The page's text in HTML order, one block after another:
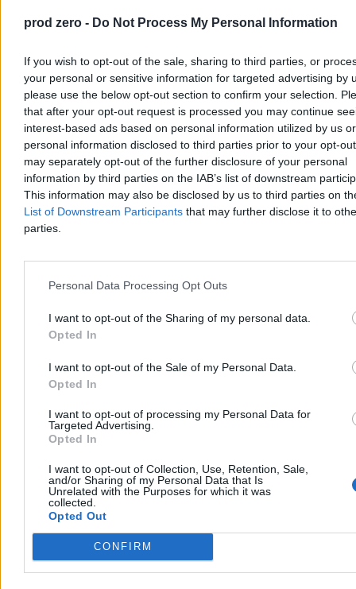
prod zero - Do Not Process My Personal Information
If you wish to opt-out of the sale, sharing to third parties, or
your personal or sensitive information for targeted advertising by
please use the below opt-out section to confirm your selection.
that after your opt-out request is processed you may continue
interest-based ads based on personal information utilized by us or
personal information disclosed to third parties prior to your opt-
may separately opt-out of the further disclosure of your personal
information by third parties on the IAB’s list of downstream
This information may also be disclosed by us to third parties on
List of Downstream Participants that may further disclose it to
parties.
Personal Data Processing Opt Outs
I want to opt-out of the Sharing of my personal data.
Opted In
I want to opt-out of the Sale of my Personal Data.
Opted In
I want to opt-out of processing my Personal Data for
Targeted Advertising.
Opted In
I want to opt-out of Collection, Use, Retention, Sale,
and/or Sharing of my Personal Data that Is
Unrelated with the Purposes for which it was
collected.
Opted Out
CONFIRM
„Fundamentalnie szokujące”
13:37Polacy o ochronie zdrowia: NFZ do likwidacji, więcej
pieniędzy w systemie. Sondaż Zero.pl
13:32Al-Hol znika z mapy. Razem z nim dziesiątki tysięcy rodzin
ISIS
13:12
Czarzasty pojechał do Kijowa. Będzie przemawiać w
ukraińskim parlamencie
12:38"Oczekuję weryfikacji, czy taki proceder nie jest powielany".
Reakcje po sytuacji w szpitalu MSWiA
12:13Lawinowo rośnie liczba deportacji z Polski. "Nie zakończył
się luty, a decyzji mamy 420"
12:00Tyle wyniesie najwyższa emerytura w Polsce. Pracował na nią
bez żadnego L4
11:46Dyplom w godzinę i "automatyzacja sprzedaży". Ostry raport
11:46Zakup węgla za Morawieckiego pod lupą śledczych.
Gigantyczna strata
Rząd chce uderzyć mocniej w pracodawców. "Kary nie robią
Kim Dzong Un ponownie wybrany. Pekin wysłał list
gratulacyjny
Woda zalewa drogi i domy. Setki interwencji strażaków,
IMGW ostrzega przed roztopami
"Patologia". Michał Dworczyk o przyjmowaniu w szpitalach
poza kolejką
Nie jeden, a dwa ataki. USA rozważa działania ws. Iranu
Zełenski zabrał głos po zamachu we Lwowie. Opisał działania
"El Mencho" nie żyje. W Meksyku służby powoli opanowują
Fico grozi Ukrainie odcięciem prądu. "Mamy prawo
odpowiedzieć"
Potwierdzają to wszystkie modele meteorologiczne.
Temperatura będzie niemal letnia
"Czy żyją ci, którzy nie wpłacili?". Skończmy z panami życia
i śmierci w szpitalach